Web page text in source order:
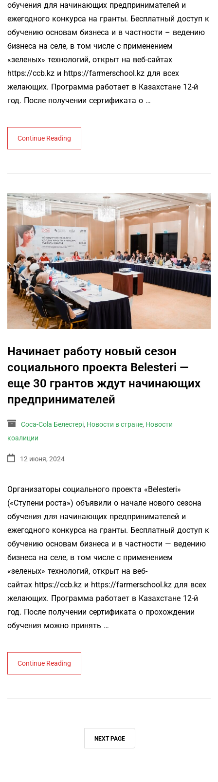
обучения для начинающих предпринимателей и
ежегодного конкурса на гранты. Бесплатный доступ к
обучению основам бизнеса и в частности – ведению
бизнеса на селе, в том числе с применением
«зеленых» технологий, открыт на веб-сайтах
https://ccb.kz и https://farmerschool.kz для всех
желающих. Программа работает в Казахстане 12-й
год. После получении сертификата о …
Continue Reading
Начинает работу новый сезон
социального проекта Belesteri —
еще 30 грантов ждут начинающих
предпринимателей
Coca-Cola Белестері, Новости в стране, Новости
коалиции
12 июня, 2024
Организаторы социального проекта «Belesteri»
(«Ступени роста») объявили о начале нового сезона
обучения для начинающих предпринимателей и
ежегодного конкурса на гранты. Бесплатный доступ к
обучению основам бизнеса и в частности — ведению
бизнеса на селе, в том числе с применением
«зеленых» технологий, открыт на веб-
сайтах https://ccb.kz и https://farmerschool.kz для всех
желающих. Программа работает в Казахстане 12-й
год. После получении сертификата о прохождении
обучения можно принять …
Continue Reading
NEXT PAGE